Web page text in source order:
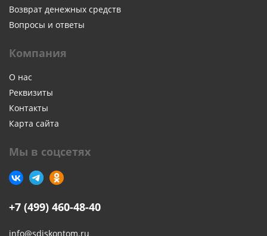
Возврат денежных средств
Вопросы и ответы
Компания
О нас
Реквизиты
Контакты
Карта сайта
Мы в соцсетях
+7 (499) 460-48-40
info@sdiskontom.ru